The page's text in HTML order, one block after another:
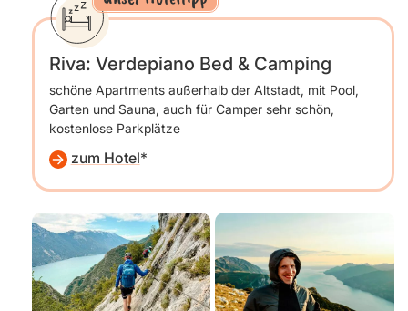
Riva: Verdepiano Bed & Camping
schöne Apartments außerhalb der Altstadt, mit Pool,
Garten und Sauna, auch für Camper sehr schön,
kostenlose Parkplätze
zum Hotel